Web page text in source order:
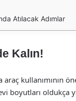
Atılacak Adımlar
Kalın!
kullanımının
boyutları oldukça